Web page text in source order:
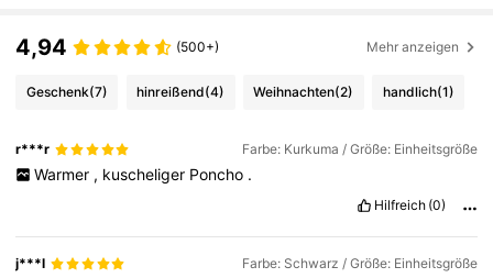
4,94 (500+) Mehr anzeigen
Geschenk(7) hinreißend(4) Weihnachten(2) handlich(1)
r***r Farbe: Kurkuma / Größe: Einheitsgröße
Warmer , kuscheliger Poncho .
Hilfreich (0)
j***l Farbe: Schwarz / Größe: Einheitsgröße